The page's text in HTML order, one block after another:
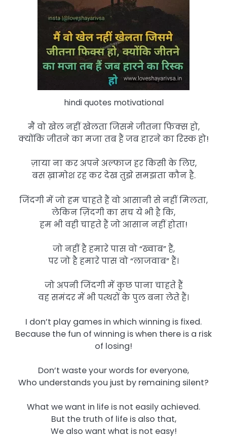
hindi quotes motivational
मैं वो खेल नहीं खेलता जिसमे जीतना फिक्स हो,
क्योंकि जीतने का मजा तब हैं जब हारने का रिस्क हो!
ज़ाया ना कर अपने अल्फाज हर किसी के लिए,
बस ख़ामोश रह कर देख तुझे समझता कौन है.
जिंदगी में जो हम चाहते हैं वो आसानी से नहीं मिलता,
लेकिन ज़िंदगी का सच ये भी है कि,
हम भी वही चाहते हैं जो आसान नहीं होता!
जो नहीं है हमारे पास वो “ख्वाब” हैं,
पर जो है हमारे पास वो “लाजवाब” हैं।
जो अपनी जिंदगी में कुछ पाना चाहते हैं
वह समंदर में भी पत्थरों के पुल बना लेते हैं।
I don’t play games in which winning is fixed.
Because the fun of winning is when there is a risk
of losing!
Don’t waste your words for everyone,
Who understands you just by remaining silent?
What we want in life is not easily achieved.
But the truth of life is also that,
We also want what is not easy!